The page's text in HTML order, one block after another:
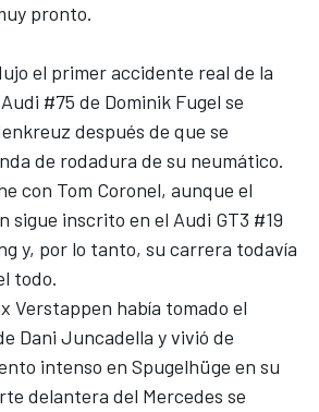
pronto.
el primer accidente real de la
#75 de Dominik Fugel se
después de que se
de rodadura de su neumático.
con Tom Coronel, aunque el
sigue inscrito en el Audi GT3 #19
y, por lo tanto, su carrera todavía
todo.
Verstappen había tomado el
Dani Juncadella y vivió de
intenso en Spugelhüge en su
delantera del Mercedes se